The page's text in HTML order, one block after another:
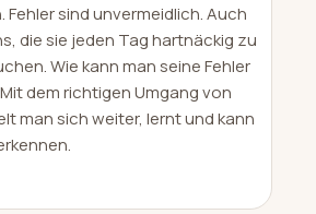
Fehler sind unvermeidlich. Auch
die sie jeden Tag hartnäckig zu
Wie kann man seine Fehler
dem richtigen Umgang von
man sich weiter, lernt und kann